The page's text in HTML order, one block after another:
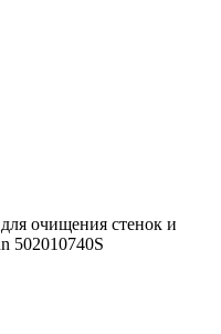
очищения стенок и
502010740S